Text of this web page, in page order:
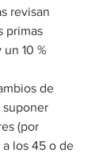
revisan
primas
10 %
de
suponer
(por
los 45 o de